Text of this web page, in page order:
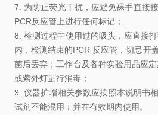
7. 为防止荧光干扰，应避免裸手直接
PCR反应管上进行任何标记 ；
8. 检测过程中使用过的吸头，应直接
内，检测结束的PCR 反应管，切忌开
菌后丢弃 ； 工作台及各种实验用品应
或紫外灯进行消毒 ；
9.仪器扩增相关参数应按照本说明书
试剂不能混用 ； 并在有效期内使用。